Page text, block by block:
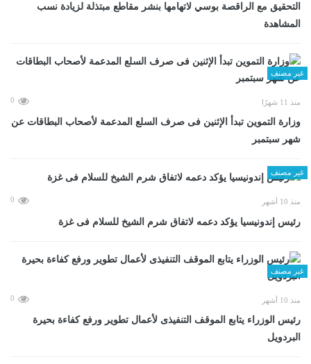
التحقيق مع الراقصة بوسي لاتهامها بنشر مقاطع مبتذلة لزيادة نسب
المشاهدة
غير مصنف
منذ 11 شهرًا 0
وزارة التموين تبدأ الإثنين فى صرف السلع المدعمة لأصحاب البطاقات عن
شهر سبتمبر
غير مصنف
منذ 10 أشهر 0
رئيس إندونيسيا يؤكد دعمه لاتفاق شرم الشيخ للسلام فى غزة
غير مصنف
منذ 10 أشهر 0
رئيس الوزراء يتابع الموقف التنفيذى لأعمال تطوير ورفع كفاءة بحيرة
البردويل